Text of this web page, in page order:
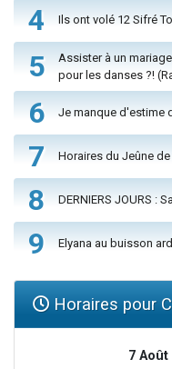
4 Ils ont volé 12 Sifré
5
Assister à un
pour les danses ?!
6 Je manque d'estime
7 Horaires du Jeûne de
8 DERNIERS JOURS :
9 Elyana au buisson
Horaires pour
7 Août